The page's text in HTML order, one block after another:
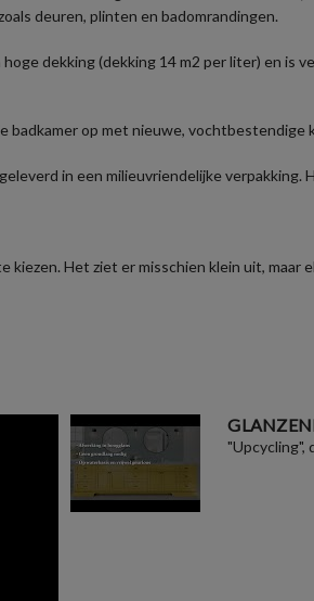
deuren, plinten en badomrandingen.
dekking (dekking 14 m2 per liter) en is
op met nieuwe, vochtbestendige
in een milieuvriendelijke verpakking.
Het ziet er misschien klein uit, maar
"Upcycling",